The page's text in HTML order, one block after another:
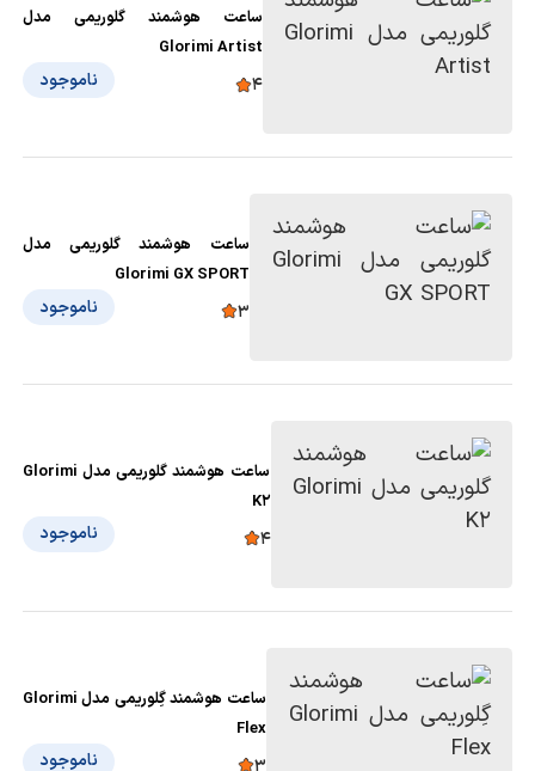
ساعت هوشمند گلوریمی مدل
Glorimi Artist
4 ناموجود
ساعت هوشمند گلوریمی مدل
Glorimi GX SPORT
3 ناموجود
ساعت هوشمند گلوریمی مدل Glorimi
K2
4 ناموجود
ساعت هوشمند گِلوریمی مدل Glorimi
Flex
ناموجود